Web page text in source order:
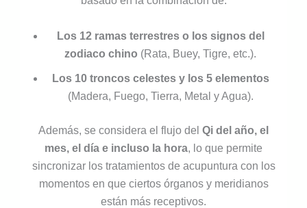
Los 12 ramas terrestres o los signos del
zodiaco chino (Rata, Buey, Tigre, etc.).
Los 10 troncos celestes y los 5 elementos
(Madera, Fuego, Tierra, Metal y Agua).
Además, se considera el flujo del Qi del año, el
mes, el día e incluso la hora, lo que permite
sincronizar los tratamientos de acupuntura con los
momentos en que ciertos órganos y meridianos
están más receptivos.